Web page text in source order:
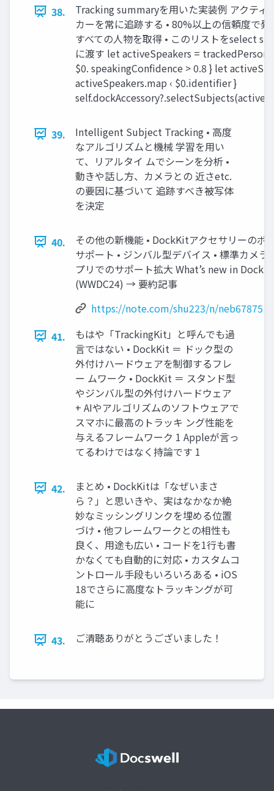
38.
Tracking summaryを用いた実装例 アクティ
カーを常に追跡する • 80%以上の信頼度で
すべての人物を取得 • このリストをselect
に渡す let activeSpeakers =
$0. speakingConfidence > 0.8 } let
activeSpeakers.map ‹ $0.identifier }
39.
Intelligent Subject Tracking • 高度
なアルゴリズムと機械 学習を用い
て、リアルタイ ムでシーンを分析 •
動きや話し方、カメラとの 近さetc.
の要因に基づいて 追跡すべき被写体
を決定
40.
その他の新機能 • DockKitアクセサリーのボ
サポート • ジンバル型デバイス • 標準カメラ
プリでのサポート拡大 What’s new in
(WWDC24) → 要約記事
https://note.com/shu223/n/
41.
もはや「TrackingKit」と呼んでも過
言ではない • DockKit ＝ ドック型の
外付けハードウェアを制御するフレ
ー ムワーク • DockKit ＝ スタンド型
やジンバル型の外付けハードウェア
+ AIやアルゴリズムのソフトウェアで
スマホに最高のトラッキ ング性能を
与えるフレームワーク 1 Appleが言っ
てるわけではなく持論です 1
42.
まとめ • DockKitは「なぜいまさ
ら？」と思いきや、実はなかなか絶
妙なミッシングリンクを埋める位置
づけ • 他フレームワークとの相性も
良く、用途も広い • コードを1行も書
かなくても自動的に対応 • カスタムコ
ントロール手段もいろいろある • iOS
18でさらに高度なトラッキングが可
能に
43. ご清聴ありがとうございました！